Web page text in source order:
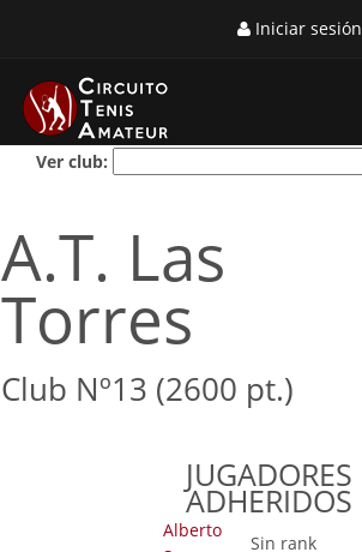
Iniciar sesión
Ver club:
A.T. Las
Torres
Club Nº13 (2600 pt.)
JUGADORES
ADHERIDOS
Alberto
Sin rank